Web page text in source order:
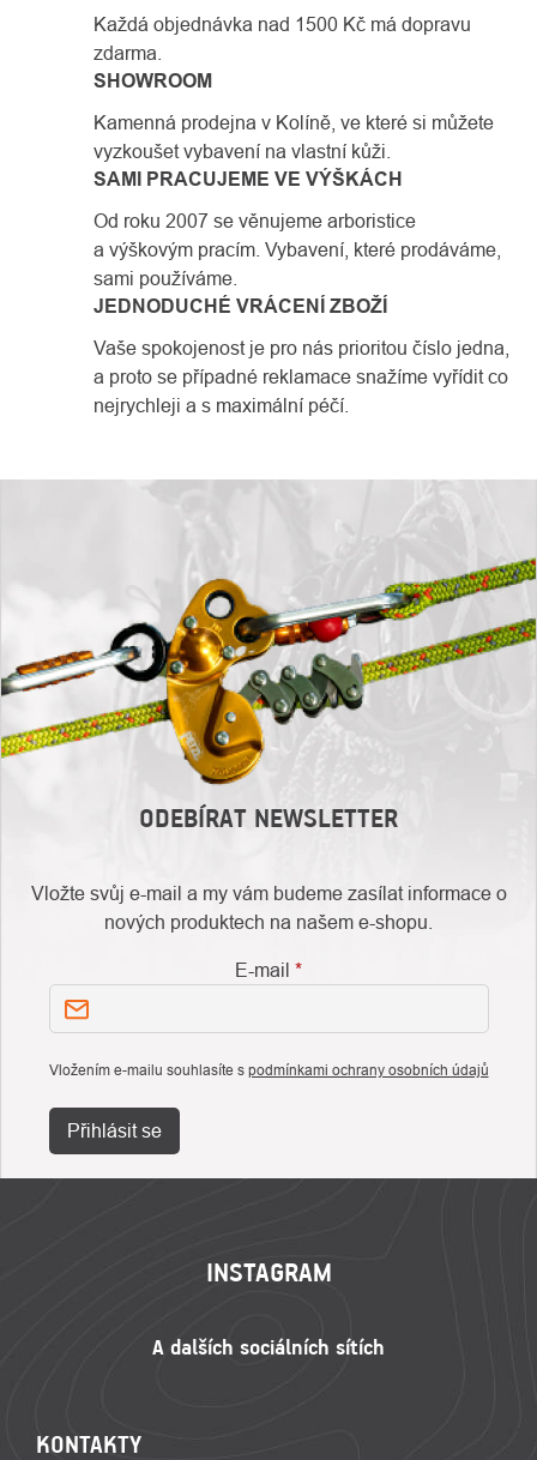
Každá objednávka nad 1500 Kč má dopravu
zdarma.
SHOWROOM
Kamenná prodejna v Kolíně, ve které si můžete
vyzkoušet vybavení na vlastní kůži.
SAMI PRACUJEME VE VÝŠKÁCH
Od roku 2007 se věnujeme arboristice
a výškovým pracím. Vybavení, které prodáváme,
sami používáme.
JEDNODUCHÉ VRÁCENÍ ZBOŽÍ
Vaše spokojenost je pro nás prioritou číslo jedna,
a proto se případné reklamace snažíme vyřídit co
nejrychleji a s maximální péčí.
ODEBÍRAT NEWSLETTER
Vložte svůj e-mail a my vám budeme zasílat informace o
nových produktech na našem e-shopu.
E-mail
Vložením e-mailu souhlasíte s podmínkami ochrany osobních údajů
Přihlásit se
INSTAGRAM
KONTAKTY